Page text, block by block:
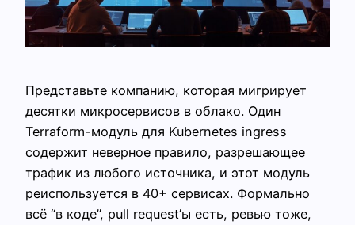
Представьте компанию, которая мигрирует
десятки микросервисов в облако. Один
Terraform-модуль для Kubernetes ingress
содержит неверное правило, разрешающее
трафик из любого источника, и этот модуль
реиспользуется в 40+ сервисах. Формально
всё “в коде”, pull request’ы есть, ревью тоже,